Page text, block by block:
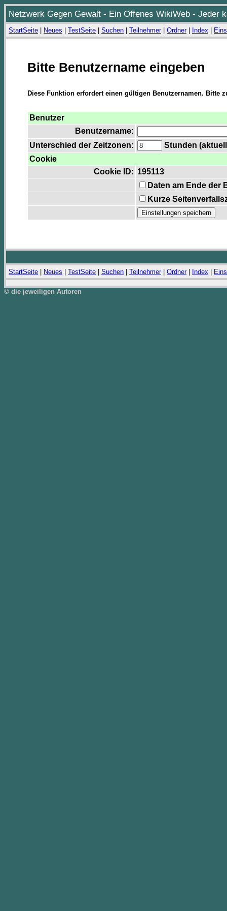
Netzwerk Gegen Gewalt - Ein Offenes WikiWeb - Jeder
StartSeite Neues TestSeite Suchen Teilnehmer| Ordner| Index
Bitte Benutzername eingeben
Diese Funktion erfordert einen gültigen Benutzernamen. Bitte
Benutzer
Benutzername:
Unterschied der Zeitzonen:
Stunden
Cookie
Cookie ID: 195113
Daten am Ende der
Kurze
StartSeite Neues TestSeite Suchen Teilnehmer| Ordner| Index
© die jeweiligen Autoren